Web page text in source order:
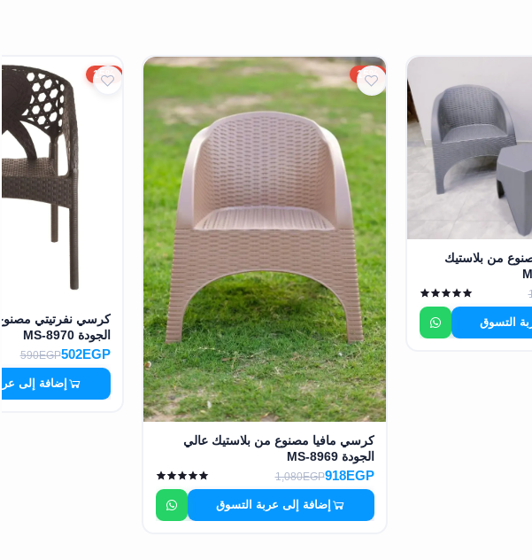
من بلاستيك
التسوق
15%
كرسي مافيا مصنوع من بلاستيك عالي
الجودة MS-8969
918EGP
1,080EGP
إضافة إلى عربة التسوق
15%
كرسي نفرتيتي
الجودة MS-8970
502EGP
590EGP
إضافة إلى